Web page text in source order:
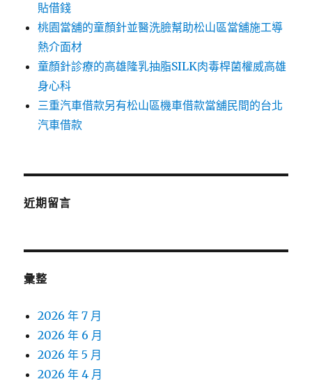
貼借錢
桃園當舖的童顏針並醫洗臉幫助松山區當舖施工導
熱介面材
童顏針診療的高雄隆乳抽脂SILK肉毒桿菌權威高雄
身心科
三重汽車借款另有松山區機車借款當舖民間的台北
汽車借款
近期留言
彙整
2026 年 7 月
2026 年 6 月
2026 年 5 月
2026 年 4 月